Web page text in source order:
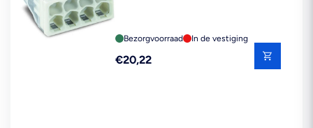
Bezorgvoorraad In de vestiging
Reguliere
€20,22